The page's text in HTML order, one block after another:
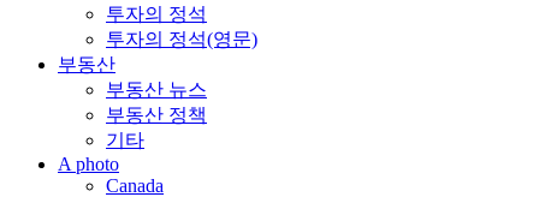
투자의 정석
투자의 정석(영문)
부동산
부동산 뉴스
부동산 정책
기타
A photo
Canada